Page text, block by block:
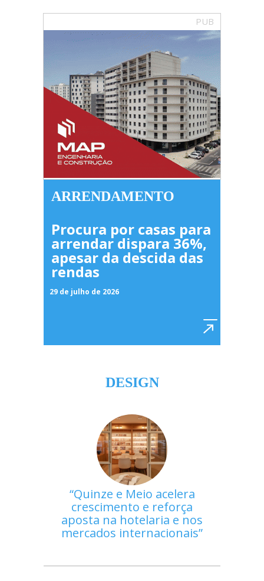
PUB
ARRENDAMENTO
Procura por casas para
arrendar dispara 36%,
apesar da descida das
rendas
29 de julho de 2026
DESIGN
Quinze e Meio acelera
crescimento e reforça
aposta na hotelaria e nos
mercados internacionais